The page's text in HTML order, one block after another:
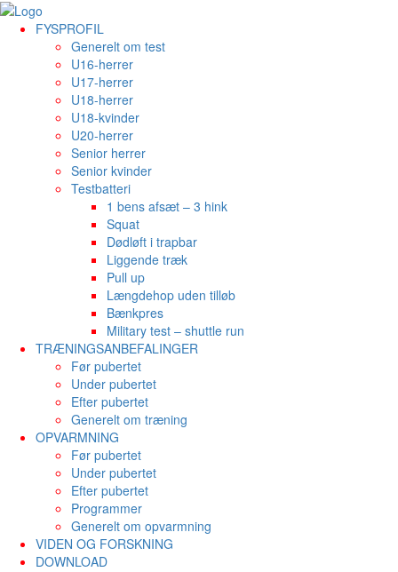
FYSPROFIL
Generelt om test
U16-herrer
U17-herrer
U18-herrer
U18-kvinder
U20-herrer
Senior herrer
Senior kvinder
Testbatteri
1 bens afsæt – 3 hink
Squat
Dødløft i trapbar
Liggende træk
Pull up
Længdehop uden tilløb
Bænkpres
Military test – shuttle run
TRÆNINGSANBEFALINGER
Før pubertet
Under pubertet
Efter pubertet
Generelt om træning
OPVARMNING
Før pubertet
Under pubertet
Efter pubertet
Programmer
Generelt om opvarmning
VIDEN OG FORSKNING
DOWNLOAD